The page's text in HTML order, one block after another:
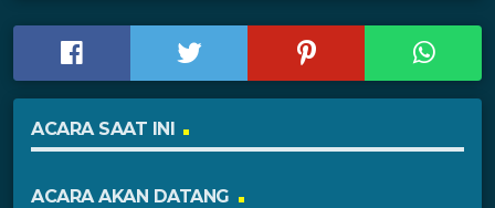
ACARA SAAT INI
ACARA AKAN DATANG